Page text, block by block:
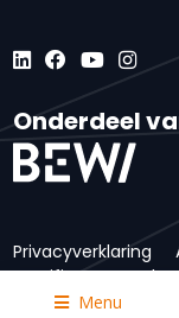
Onderdeel
Privacyverklaring
Certificaten
DisclaimerMenu